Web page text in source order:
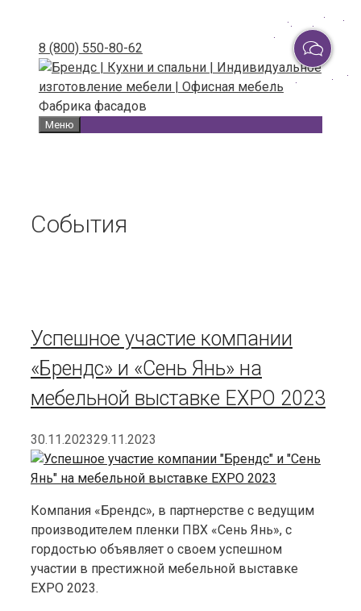
content8 (800) 550-80-62
Фабрика фасадов
Меню
События
Успешное участие компании
«Брендс» и «Сень Янь» на
мебельной выставке EXPO 2023
30.11.202329.11.2023
Компания «Брендс», в партнерстве с ведущим
производителем пленки ПВХ «Сень Янь», с
гордостью объявляет о своем успешном
участии в престижной мебельной выставке
EXPO 2023.